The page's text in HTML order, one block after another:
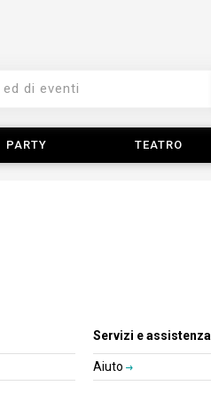
PARTY TEATRO
Servizi e assistenza
Aiuto